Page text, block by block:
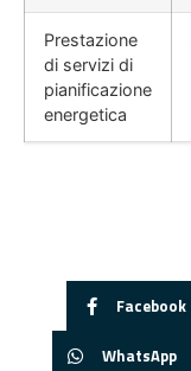
Prestazione
di servizi di
pianificazione
energetica
Facebook
WhatsApp